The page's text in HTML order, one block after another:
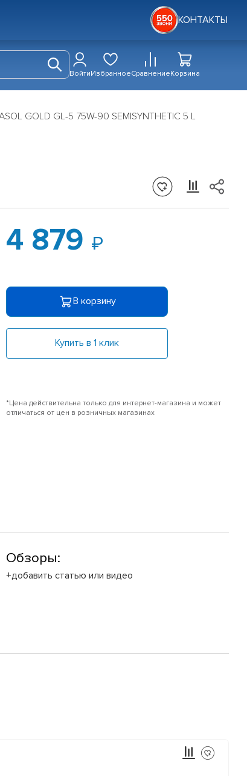
КОНТАКТЫ
ВойтиИзбранноеСравнениеКорзина
GOLD GL-5 75W-90 SEMISYNTHETIC 5 L
4 879
В корзину
Купить в 1 клик
*Цена действительна только для интернет-магазина и может
отличаться от цен в розничных магазинах
Обзоры:
+добавить статью или видео